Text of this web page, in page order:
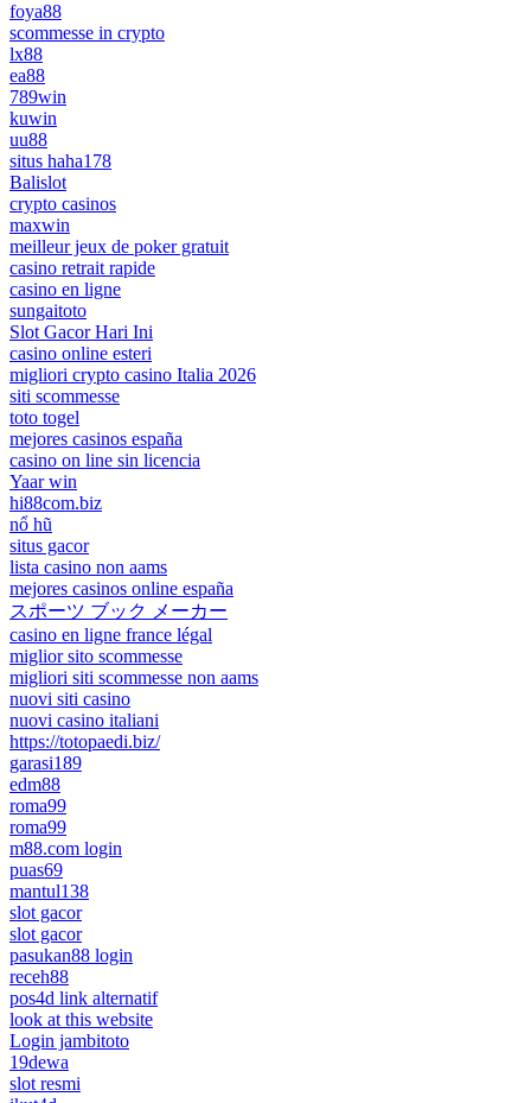
foya88
scommesse in crypto
lx88
ea88
789win
kuwin
uu88
situs haha178
Balislot
crypto casinos
maxwin
meilleur jeux de poker gratuit
casino retrait rapide
casino en ligne
sungaitoto
Slot Gacor Hari Ini
casino online esteri
migliori crypto casino Italia 2026
siti scommesse
toto togel
mejores casinos españa
casino on line sin licencia
Yaar win
hi88com.biz
nổ hũ
situs gacor
lista casino non aams
mejores casinos online españa
スポーツ ブック メーカー
casino en ligne france légal
miglior sito scommesse
migliori siti scommesse non aams
nuovi siti casino
nuovi casino italiani
https://totopaedi.biz/
garasi189
edm88
roma99
roma99
m88.com login
puas69
mantul138
slot gacor
slot gacor
pasukan88 login
receh88
pos4d link alternatif
look at this website
Login jambitoto
19dewa
slot resmi